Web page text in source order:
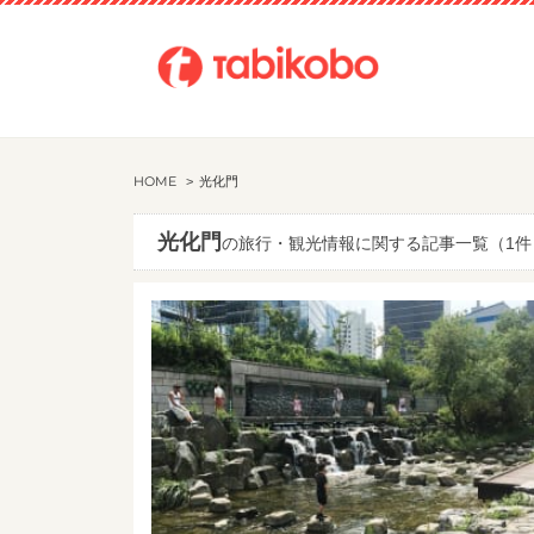
HOME 光化門
光化門の旅行・観光情報に関する記事一覧（1